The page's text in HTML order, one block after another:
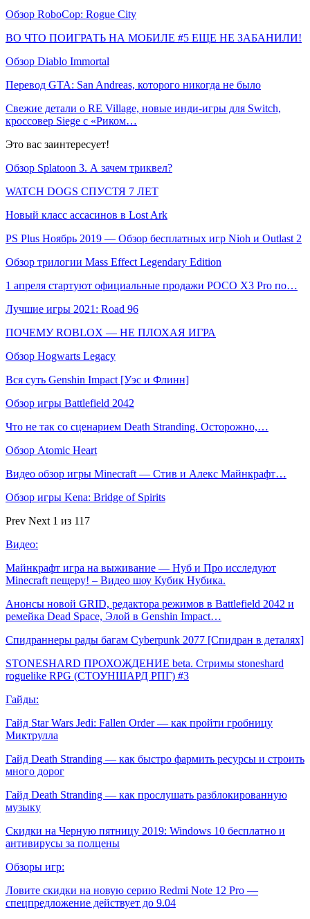
Обзор RoboCop: Rogue City
ВО ЧТО ПОИГРАТЬ НА МОБИЛЕ #5 ЕЩЕ НЕ ЗАБАНИЛИ!
Обзор Diablo Immortal
Перевод GTA: San Andreas, которого никогда не было
Свежие детали о RE Village, новые инди-игры для Switch,
кроссовер Siege с «Риком…
Это вас заинтересует!
Обзор Splatoon 3. А зачем триквел?
WATCH DOGS СПУСТЯ 7 ЛЕТ
Новый класс ассасинов в Lost Ark
PS Plus Ноябрь 2019 — Обзор бесплатных игр Nioh и Outlast 2
Обзор трилогии Mass Effect Legendary Edition
1 апреля стартуют официальные продажи POCO X3 Pro по…
Лучшие игры 2021: Road 96
ПОЧЕМУ ROBLOX — НЕ ПЛОХАЯ ИГРА
Обзор Hogwarts Legacy
Вся суть Genshin Impact [Уэс и Флинн]
Обзор игры Battlefield 2042
Что не так со сценарием Death Stranding. Осторожно,…
Обзор Atomic Heart
Видео обзор игры Minecraft — Стив и Алекс Майнкрафт…
Обзор игры Kena: Bridge of Spirits
Prev Next 1 из 117
Видео:
Майнкрафт игра на выживание — Нуб и Про исследуют
Minecraft пещеру! – Видео шоу Кубик Нубика.
Анонсы новой GRID, редактора режимов в Battlefield 2042 и
ремейка Dead Space, Элой в Genshin Impact…
Спидраннеры рады багам Cyberpunk 2077 [Спидран в деталях]
STONESHARD ПРОХОЖДЕНИЕ beta. Стримы stoneshard
roguelike RPG (СТОУНШАРД РПГ) #3
Гайды:
Гайд Star Wars Jedi: Fallen Order — как пройти гробницу
Миктрулла
Гайд Death Stranding — как быстро фармить ресурсы и строить
много дорог
Гайд Death Stranding — как прослушать разблокированную
музыку
Скидки на Черную пятницу 2019: Windows 10 бесплатно и
антивирусы за полцены
Обзоры игр:
Ловите скидки на новую серию Redmi Note 12 Pro —
спецпредложение действует до 9.04